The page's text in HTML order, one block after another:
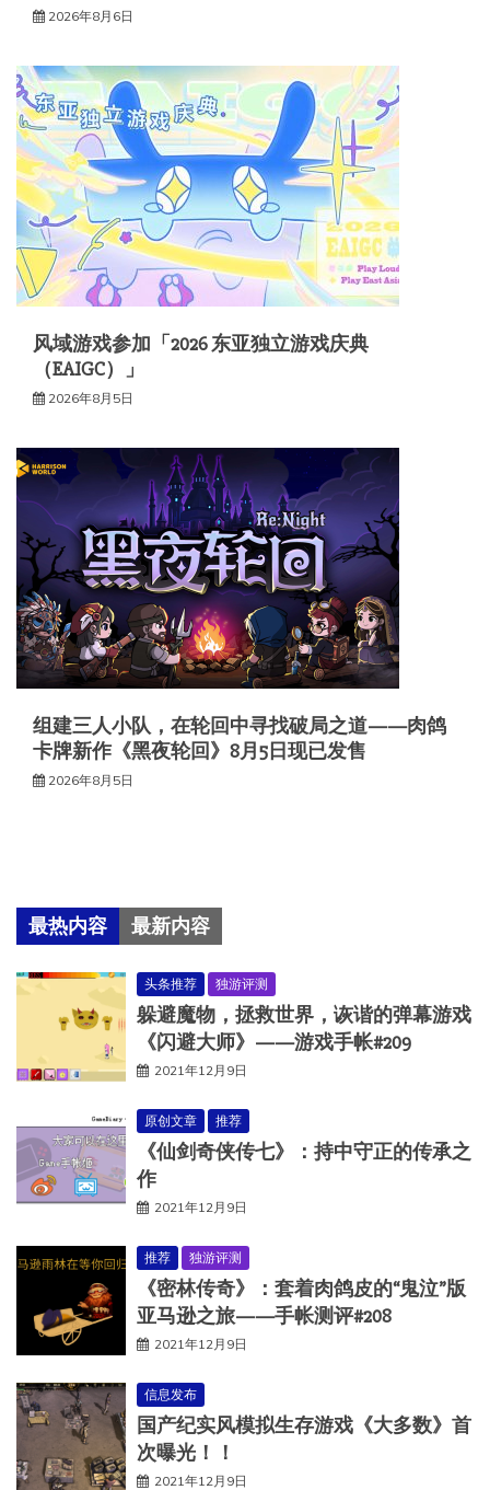
2026年8月6日
风域游戏参加「2026 东亚独立游戏庆典
（EAIGC）」
2026年8月5日
组建三人小队，在轮回中寻找破局之道——肉鸽
卡牌新作《黑夜轮回》8月5日现已发售
2026年8月5日
最热内容 最新内容
头条推荐 独游评测
躲避魔物，拯救世界，诙谐的弹幕游戏
《闪避大师》——游戏手帐#209
2021年12月9日
原创文章 推荐
《仙剑奇侠传七》：持中守正的传承之
作
2021年12月9日
推荐 独游评测
《密林传奇》：套着肉鸽皮的“鬼泣”版
亚马逊之旅——手帐测评#208
2021年12月9日
信息发布
国产纪实风模拟生存游戏《大多数》首
次曝光！！
2021年12月9日